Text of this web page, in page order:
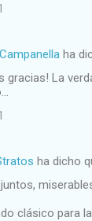
ha
gracias! La
ha dicho
miserables
clásico para